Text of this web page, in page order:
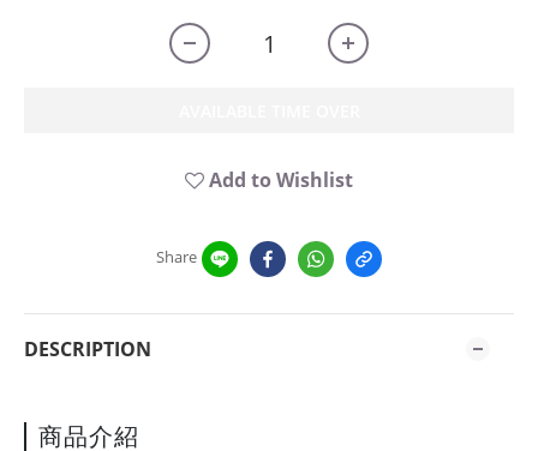
Add to Wishlist
Share
DESCRIPTION
商品介紹